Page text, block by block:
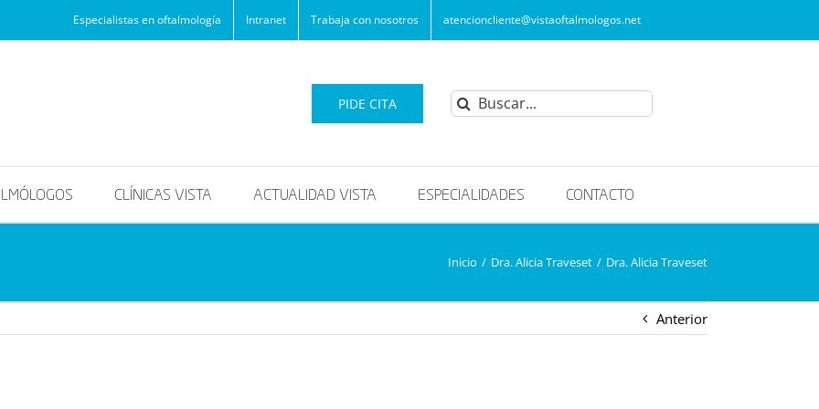
Especialistas en oftalmología Intranet Trabaja con nosotros atencioncliente@vistaoftalmologos.net
PIDE CITA Buscar:
CLÍNICAS VISTA ACTUALIDAD VISTA ESPECIALIDADES CONTACTO
Inicio / Dra. Alicia Traveset / Dra. Alicia Traveset
Anterior